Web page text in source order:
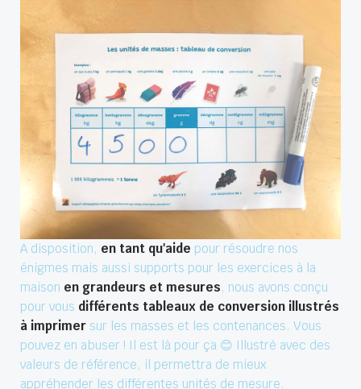
A disposition, en tant qu'aide pour résoudre nos
énigmes mais aussi supports pour les exercices à la
maison en grandeurs et mesures, nous avons conçu
pour vous différents tableaux de conversion illustrés
à imprimer sur les masses et les contenances. Vous
pouvez en abuser ! Il est là pour ça 😊 Illustré avec des
valeurs de référence, il permettra de mieux
appréhender les différentes unités de mesure.